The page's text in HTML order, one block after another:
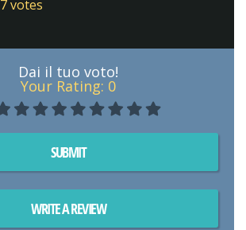
7votes
Dai il tuo voto!
Your Rating: 0
SUBMIT
WRITE A REVIEW